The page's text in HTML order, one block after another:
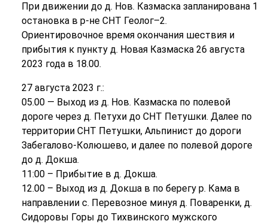
При движении до д. Нов. Казмаска запланирована 1
остановка в р-не СНТ Геолог–2.
Ориентировочное время окончания шествия и
прибытия к пункту д. Новая Казмаска 26 августа
2023 года в 18.00.
27 августа 2023 г.:
05.00 — Выход из д. Нов. Казмаска по полевой
дороге через д. Петухи до СНТ Петушки. Далее по
территории СНТ Петушки, Альпинист до дороги
Забегалово-Колюшево, и далее по полевой дороге
до д. Докша.
11:00 – Прибытие в д. Докша.
12.00 – Выход из д. Докша в по берегу р. Кама в
направлении с. Перевозное минуя д. Поваренки, д.
Сидоровы Горы до Тихвинского мужского